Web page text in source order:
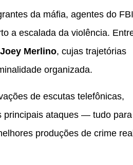
da máfia, agentes do
a escalada da violência.
Joey Merlino, cujas trajetórias
organizada.
de escutas telefônicas,
principais ataques — tudo para
produções de crime